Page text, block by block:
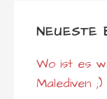
NEUESTE
Wo ist es
Malediven ;)